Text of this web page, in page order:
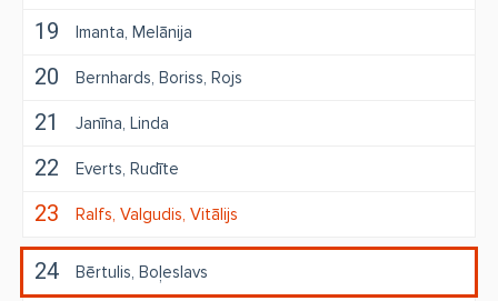
19 Imanta Melānija
20 Bernhards Boriss Rojs
21 Janīna Linda
22 Everts Rudīte
23 Ralfs Valgudis Vitālijs
24 Bērtulis Boļeslavs